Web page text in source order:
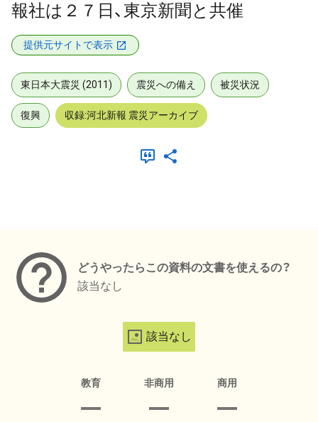
報社は２７日、東京新聞と共催
提供元サイトで表示
東日本大震災 (2011) 震災への備え 被災状況
復興 収録:河北新報 震災アーカイブ
どうやったらこの資料の文書を使えるの？
該当なし
該当なし
教育 非商用 商用